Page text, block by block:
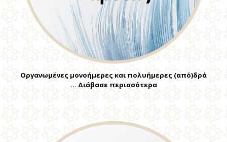
Οργανωμένες μονοήμερες και πολυήμερες (από)δρά
… Διάβασε περισσότερα